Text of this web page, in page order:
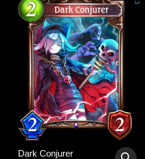
3
Dark Conjurer